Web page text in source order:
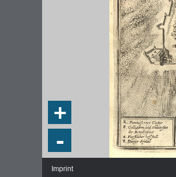
+
-
Imprint